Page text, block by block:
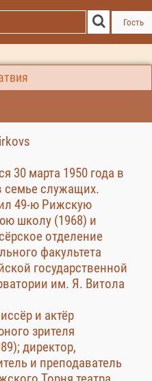
Гость
30 марта 1950 года в
семье служащих.
49-ю Рижскую
школу (1968) и
отделение
факультета
государственной
им. Я. Витола
и актёр
зрителя
директор,
и преподаватель